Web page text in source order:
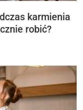
karmienia
robić?